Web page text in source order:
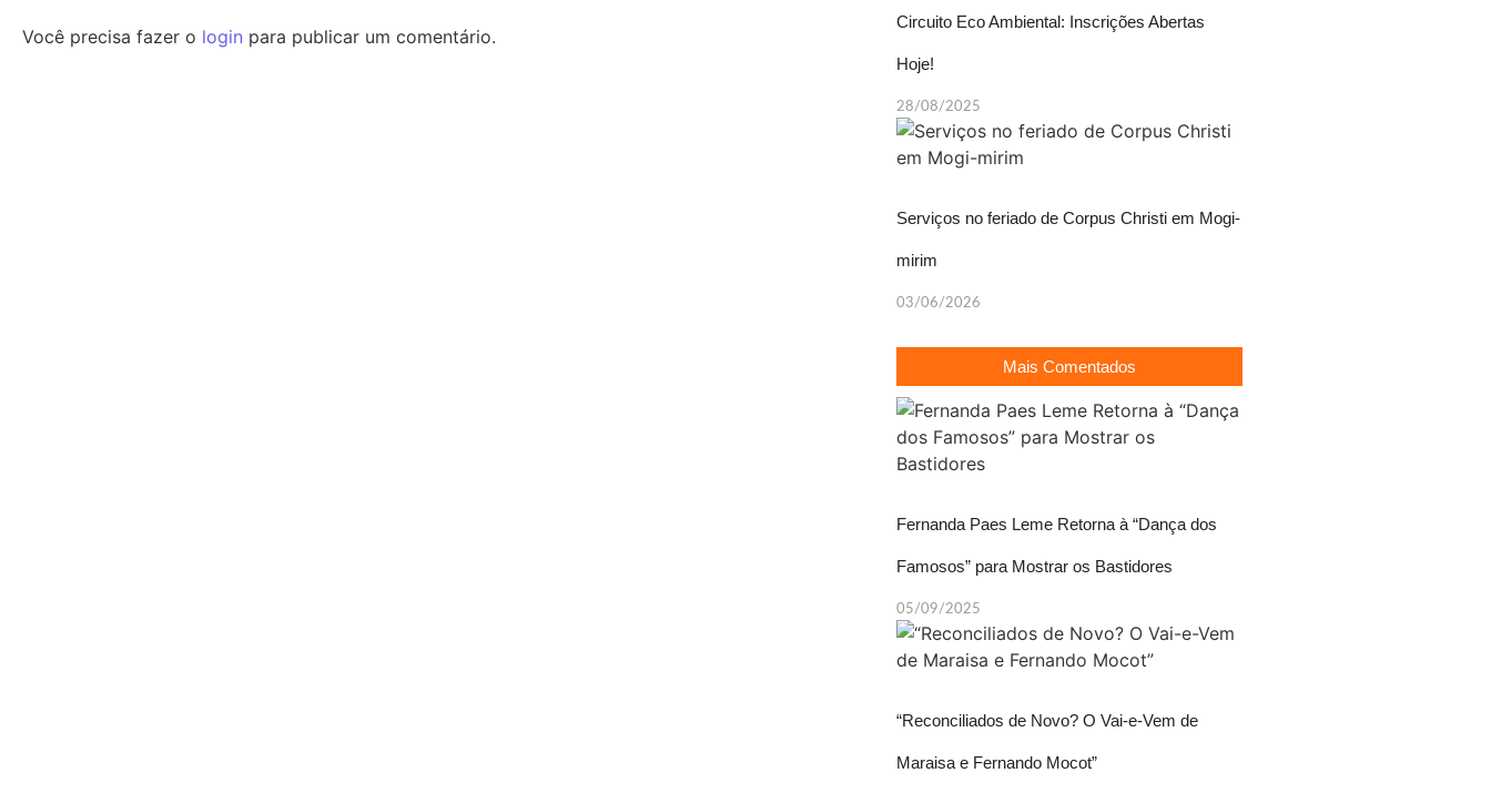
Você precisa fazer o login para publicar um comentário.
Circuito Eco Ambiental: Inscrições Abertas
Hoje!
28/08/2025
Serviços no feriado de Corpus Christi em Mogi-
mirim
03/06/2026
Mais Comentados
Fernanda Paes Leme Retorna à “Dança dos
Famosos” para Mostrar os Bastidores
05/09/2025
“Reconciliados de Novo? O Vai-e-Vem de
Maraisa e Fernando Mocot”